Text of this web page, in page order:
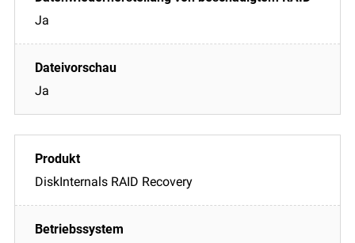
Ja
Ja
DiskInternals RAID Recovery